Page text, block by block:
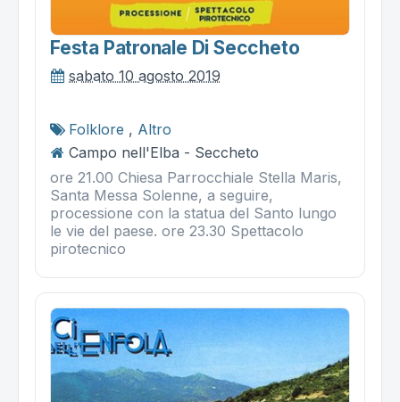
Festa Patronale Di Seccheto
sabato 10 agosto 2019
Folklore , Altro
Campo nell'Elba - Seccheto
ore 21.00 Chiesa Parrocchiale Stella Maris,
Santa Messa Solenne, a seguire,
processione con la statua del Santo lungo
le vie del paese. ore 23.30 Spettacolo
pirotecnico